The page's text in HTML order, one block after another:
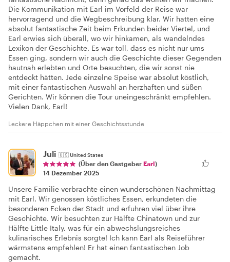
Die Kommunikation mit Earl im Vorfeld der Reise war
hervorragend und die Wegbeschreibung klar. Wir hatten eine
absolut fantastische Zeit beim Erkunden beider Viertel, und
Earl erwies sich überall, wo wir hinkamen, als wandelndes
Lexikon der Geschichte. Es war toll, dass es nicht nur ums
Essen ging, sondern wir auch die Geschichte dieser Gegenden
hautnah erlebten und Orte besuchten, die wir sonst nie
entdeckt hätten. Jede einzelne Speise war absolut köstlich,
mit einer fantastischen Auswahl an herzhaften und süßen
Gerichten. Wir können die Tour uneingeschränkt empfehlen.
Vielen Dank, Earl!
Leckere Häppchen mit einer Geschichtsstunde
Juli 🇺🇸United States
(Über den Gastgeber Earl)
14 Dezember 2025
Unsere Familie verbrachte einen wunderschönen Nachmittag
mit Earl. Wir genossen köstliches Essen, erkundeten die
besonderen Ecken der Stadt und erfuhren viel über ihre
Geschichte. Wir besuchten zur Hälfte Chinatown und zur
Hälfte Little Italy, was für ein abwechslungsreiches
kulinarisches Erlebnis sorgte! Ich kann Earl als Reiseführer
wärmstens empfehlen! Er hat einen fantastischen Job
gemacht.